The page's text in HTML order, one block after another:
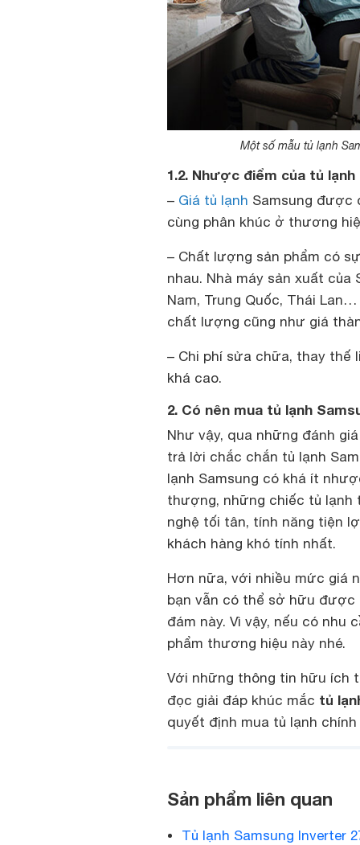
Một số mẫu tủ lạnh
1.2. Nhược điểm của tủ lạnh
– Giá tủ lạnh Samsung được
cùng phân khúc ở thương
– Chất lượng sản phẩm có
nhau. Nhà máy sản xuất
Nam, Trung Quốc, Thái
chất lượng cũng như giá
– Chi phí sửa chữa, thay thế
khá cao.
2. Có nên mua tủ lạnh
Như vậy, qua những đánh
trả lời chắc chắn tủ lạnh
lạnh Samsung có khá ít
thượng, những chiếc tủ lạnh
nghệ tối tân, tính năng tiện
khách hàng khó tính nhất.
Hơn nữa, với nhiều mức giá
bạn vẫn có thể sở hữu
đám này. Vì vậy, nếu có nhu
phẩm thương hiệu này nhé.
Với những thông tin hữu ích
đọc giải đáp khúc mắc tủ
quyết định mua tủ lạnh
Sản phẩm liên quan
Tủ lạnh Samsung Inverter